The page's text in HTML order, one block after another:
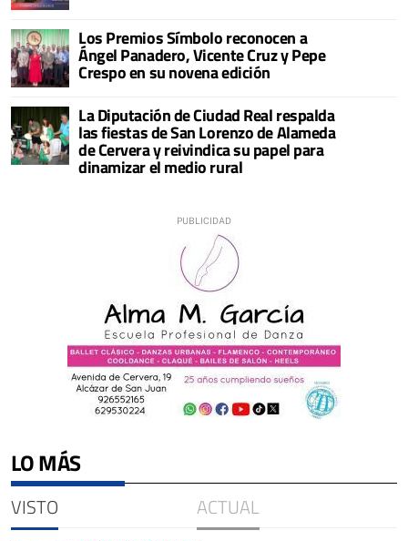
Los Premios Símbolo reconocen a
Ángel Panadero, Vicente Cruz y Pepe
Crespo en su novena edición
La Diputación de Ciudad Real respalda
las fiestas de San Lorenzo de Alameda
de Cervera y reivindica su papel para
dinamizar el medio rural
LO MÁS
VISTO ACTUAL